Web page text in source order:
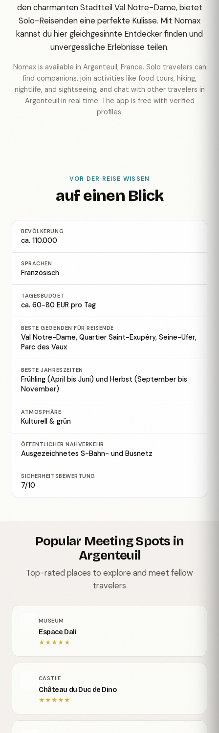
den charmanten Stadtteil Val Notre-Dame, bietet
Solo-Reisenden eine perfekte Kulisse. Mit Nomax
kannst du hier gleichgesinnte Entdecker finden und
unvergessliche Erlebnisse teilen.
Nomax is available in Argenteuil, France. Solo travelers can
find companions, join activities like food tours, hiking,
nightlife, and sightseeing, and chat with other travelers in
Argenteuil in real time. The app is free with verified
profiles.
VOR DER REISE WISSEN
auf einen Blick
BEVÖLKERUNG
ca. 110.000
SPRACHEN
Französisch
TAGESBUDGET
ca. 60-80 EUR pro Tag
BESTE GEGENDEN FÜR REISENDE
Val Notre-Dame, Quartier Saint-Exupéry, Seine-Ufer,
Parc des Vaux
BESTE JAHRESZEITEN
Frühling (April bis Juni) und Herbst (September bis
November)
ATMOSPHÄRE
Kulturell & grün
ÖFFENTLICHER NAHVERKEHR
Ausgezeichnetes S-Bahn- und Busnetz
SICHERHEITSBEWERTUNG
7/10
Popular Meeting Spots in
Argenteuil
Top-rated places to explore and meet fellow
travelers
MUSEUM
Espace Dali
★★★★★
CASTLE
Château du Duc de Dino
★★★★★